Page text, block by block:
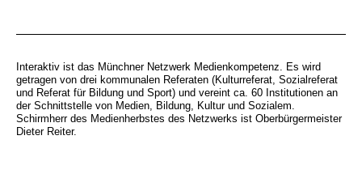
Interaktiv ist das Münchner Netzwerk Medienkompetenz. Es wird
getragen von drei kommunalen Referaten (Kulturreferat, Sozialreferat
und Referat für Bildung und Sport) und vereint ca. 60 Institutionen an
der Schnittstelle von Medien, Bildung, Kultur und Sozialem.
Schirmherr des Medienherbstes des Netzwerks ist Oberbürgermeister
Dieter Reiter.